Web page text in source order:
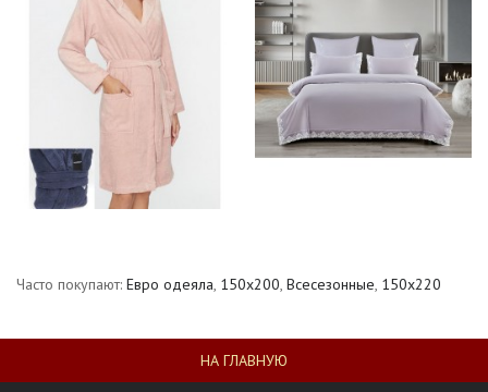
Часто покупают: Евро одеяла, 150х200, Всесезонные, 150x220
НА ГЛАВНУЮ